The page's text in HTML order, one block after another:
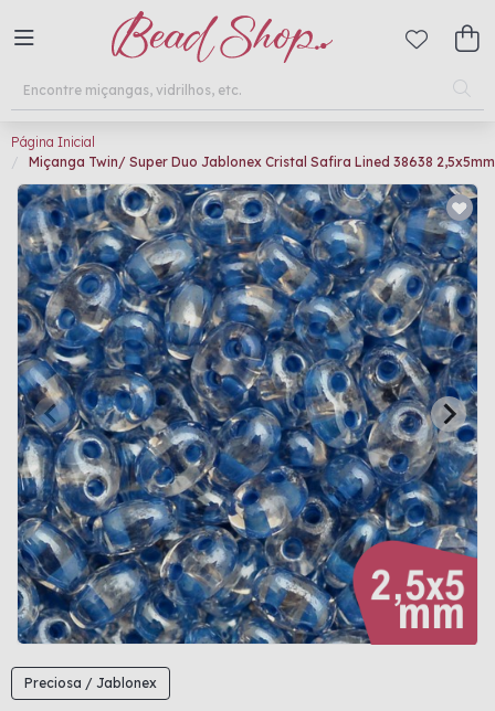
Página Inicial
Miçanga Twin/ Super Duo Jablonex Cristal Safira Lined 38638 2,5x5mm
Preciosa / Jablonex